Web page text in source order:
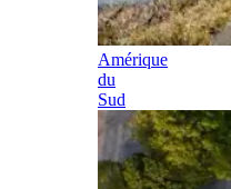
Amérique
du
Sud